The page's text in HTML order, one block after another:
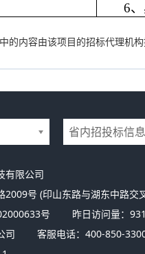
6
的内容由该项目的招标代理机
省内招投标信
有限公司
号 (印山东路与湖东中路交
号 昨日访问量：
司
客服电话：400-850-